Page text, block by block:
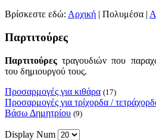
Βρίσκεστε εδώ: Αρχική | Πολυμέσα |
Παρτιτούρες
Παρτιτούρες τραγουδιών που
του δημιουργού τους.
Προσαρμογές για κιθάρα (17)
Προσαρμογές για τρίχορδα /
Βάσω Δημητρίου (9)
Display Num